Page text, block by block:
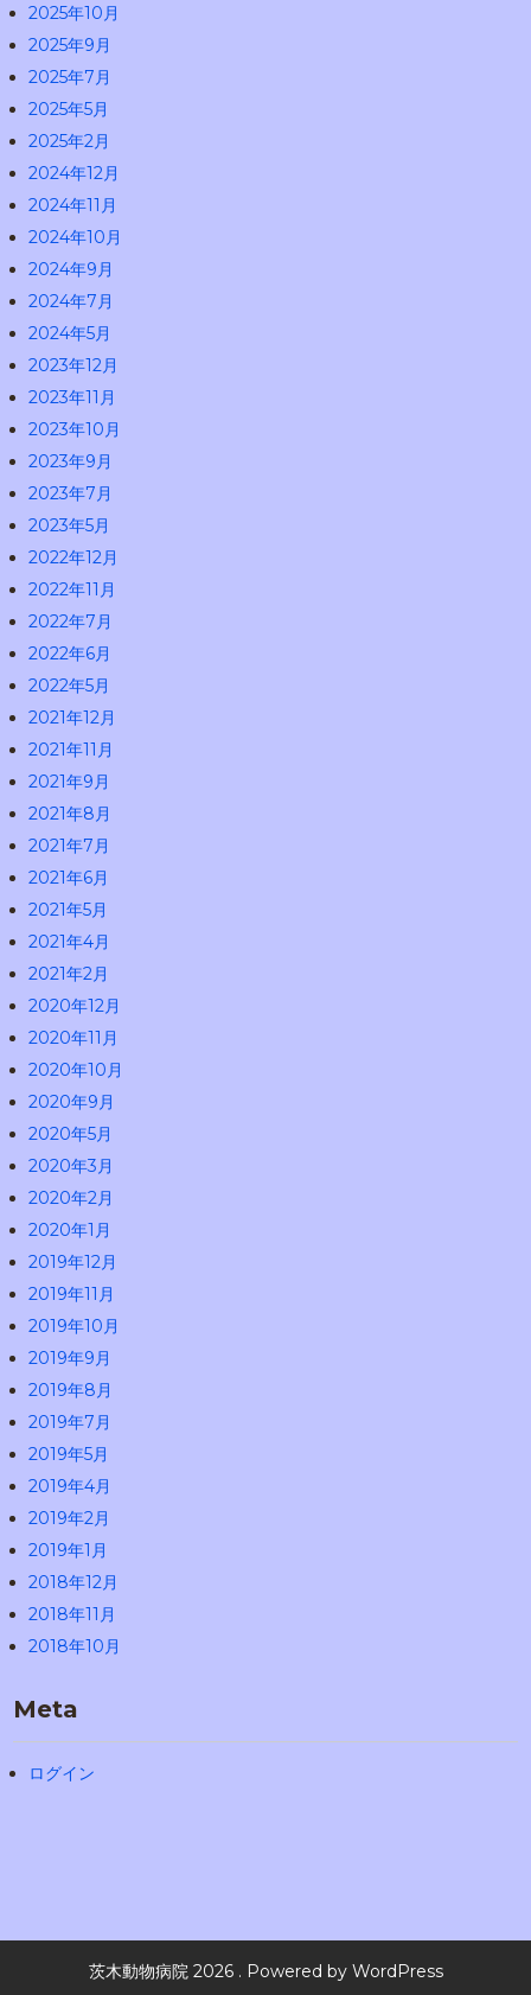
2025年10月
2025年9月
2025年7月
2025年5月
2025年2月
2024年12月
2024年11月
2024年10月
2024年9月
2024年7月
2024年5月
2023年12月
2023年11月
2023年10月
2023年9月
2023年7月
2023年5月
2022年12月
2022年11月
2022年7月
2022年6月
2022年5月
2021年12月
2021年11月
2021年9月
2021年8月
2021年7月
2021年6月
2021年5月
2021年4月
2021年2月
2020年12月
2020年11月
2020年10月
2020年9月
2020年5月
2020年3月
2020年2月
2020年1月
2019年12月
2019年11月
2019年10月
2019年9月
2019年8月
2019年7月
2019年5月
2019年4月
2019年2月
2019年1月
2018年12月
2018年11月
2018年10月
Meta
ログイン
茨木動物病院 2026 . Powered by WordPress